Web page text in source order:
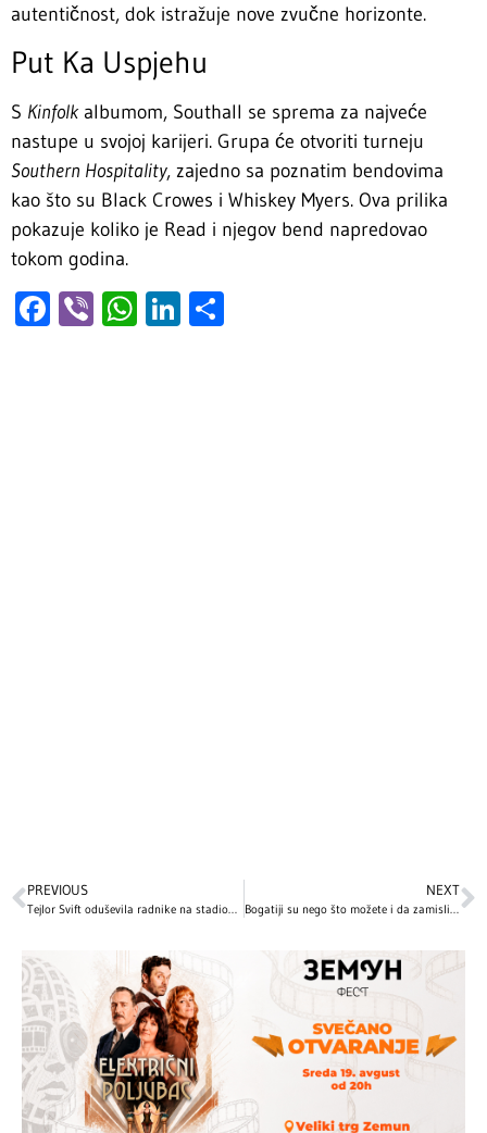
autentičnost, dok istražuje nove zvučne horizonte.
Put Ka Uspjehu
S Kinfolkalbumom, Southall se sprema za najveće
nastupe u svojoj karijeri. Grupa će otvoriti turneju
Southern Hospitality, zajedno sa poznatim bendovima
kao što su Black Crowes i Whiskey Myers. Ova prilika
pokazuje koliko je Read i njegov bend napredovao
tokom godina.
Facebook
ViberWhatsApp
LinkedIn
PREVIOUS
Tejlor Svift oduševila radnike na stadionu poklonima za Božić
NEXT
Bogatiji su nego što možete i da zamislite: 10 jutjubera koji zarađuju MILIONE od svojih kanala